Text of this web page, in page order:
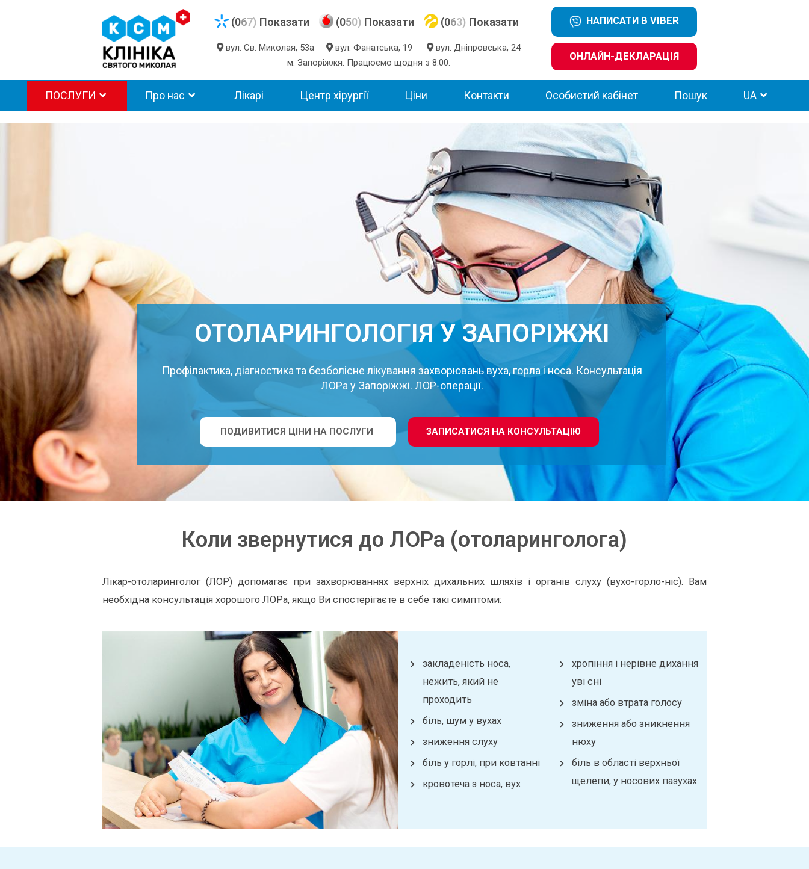
(067) Показати (050) Показати
вул. Св. Миколая, 53а вул. Фанатська, 19
вул. Дніпровська, 24
м. Запоріжжя. Працюємо щодня з 8:00.
(063) Показати НАПИСАТИ В VIBER
ОНЛАЙН-ДЕКЛАРАЦІЯ
ПОСЛУГИ Про нас Лікарі Центр хірургії Ціни Контакти Особистий кабінет Пошук UA
ОТОЛАРИНГОЛОГІЯ У ЗАПОРІЖЖІ
Профілактика, діагностика та безболісне лікування захворювань вуха, горла і носа. Консультація
ЛОРа у Запоріжжі. ЛОР-операції.
ПОДИВИТИСЯ ЦІНИ НА ПОСЛУГИ ЗАПИСАТИСЯ НА КОНСУЛЬТАЦІЮ
Коли звернутися до ЛОРа (отоларинголога)
Лікар-отоларинголог (ЛОР) допомагає при захворюваннях верхніх дихальних шляхів і органів слуху (вухо-горло-ніс). Вам
необхідна консультація хорошого ЛОРа, якщо Ви спостерігаєте в себе такі симптоми:
закладеність носа,
нежить, який не
проходить
біль, шум у вухах
зниження слуху
біль у горлі, при ковтанні
кровотеча з носа, вух
хропіння і нерівне дихання
уві сні
зміна або втрата голосу
зниження або зникнення
нюху
біль в області верхньої
щелепи, у носових пазухах